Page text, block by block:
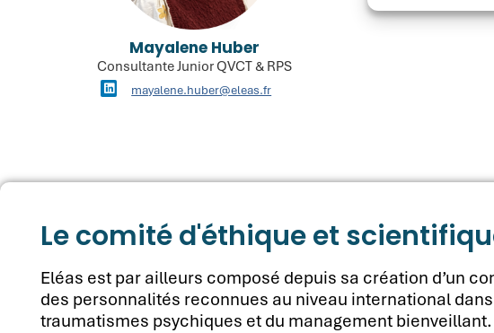
Mayalene Huber
Consultante Junior QVCT & RPS
mayalene.huber@eleas.fr
Le comité d'éthique et
Eléas est par ailleurs composé depuis sa création d’un
des personnalités reconnues au niveau international
traumatismes psychiques et du management bienveillant.